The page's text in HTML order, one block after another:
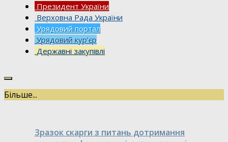
Президент України
Верховна Рада України
Урядовий портал
Урядовий кур’єр
Державні закупівлі
Більше...
Зразок скарги з питань дотримання